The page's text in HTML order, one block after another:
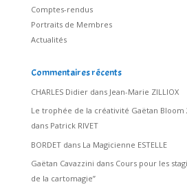
Comptes-rendus
Portraits de Membres
Actualités
Commentaires récents
CHARLES Didierdans Jean-Marie ZILLIOX
Le trophée de la créativité Gaëtan Bloom
dans Patrick RIVET
BORDETdans La Magicienne ESTELLE
Gaëtan Cavazzini dans Cours pour les
de la cartomagie”